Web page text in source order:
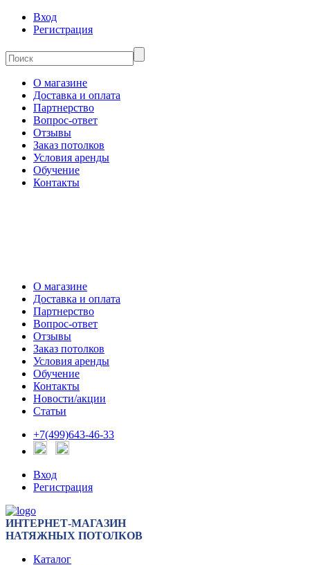
Вход
Регистрация
О магазине
Доставка и оплата
Партнерство
Вопрос-ответ
Отзывы
Заказ потолков
Условия аренды
Обучение
Контакты
О магазине
Доставка и оплата
Партнерство
Вопрос-ответ
Отзывы
Заказ потолков
Условия аренды
Обучение
Контакты
Новости/акции
Статьи
+7(499)643-46-33
Вход
Регистрация
ИНТЕРНЕТ-МАГАЗИН
НАТЯЖНЫХ ПОТОЛКОВ
Каталог